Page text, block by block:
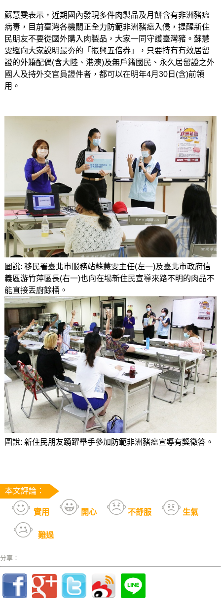
蘇慧雯表示，近期國內發現多件肉製品及月餅含有非洲豬瘟
病毒，目前臺灣各機關正全力防範非洲豬瘟入侵，提醒新住
民朋友不要從國外購入肉製品，大家一同守護臺灣豬。蘇慧
雯還向大家說明最夯的「振興五倍券」，只要持有有效居留
證的外籍配偶(含大陸、港澳)及無戶籍國民、永久居留證之外
國人及持外交官員證件者，都可以在明年4月30日(含)前領
用。
圖說: 移民署臺北市服務站蘇慧雯主任(左一)及臺北市政府信
義區游竹萍區長(右一)也向在場新住民宣導來路不明的肉品不
能直接丟廚餘桶。
圖說: 新住民朋友踴躍舉手參加防範非洲豬瘟宣導有獎徵答。
本文評論：
實用 開心 不舒服 生氣
難過
分享：